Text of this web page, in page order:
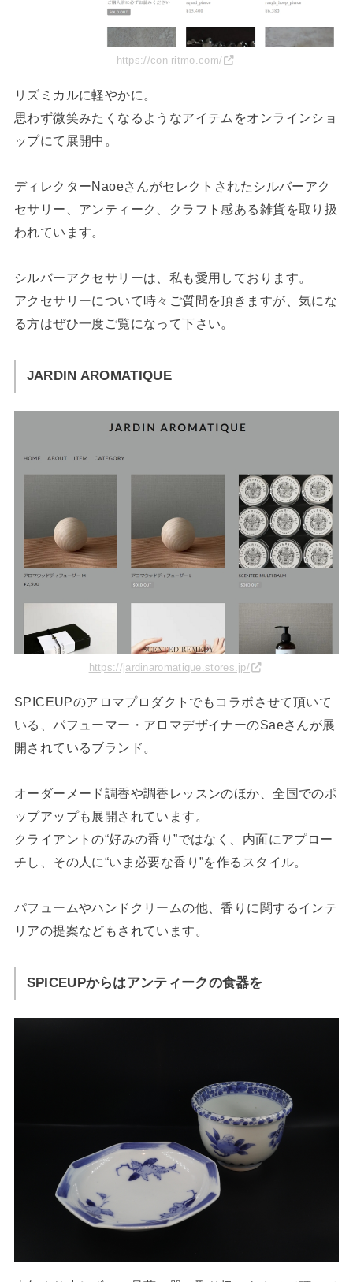
https://con-ritmo.com/
リズミカルに軽やかに。
思わず微笑みたくなるようなアイテムをオンラインショ
ップにて展開中。
ディレクターNaoeさんがセレクトされたシルバーアク
セサリー、アンティーク、クラフト感ある雑貨を取り扱
われています。
シルバーアクセサリーは、私も愛用しております。
アクセサリーについて時々ご質問を頂きますが、気にな
る方はぜひ一度ご覧になって下さい。
JARDIN AROMATIQUE
https://jardinaromatique.stores.jp/
SPICEUPのアロマプロダクトでもコラボさせて頂いて
いる、パフューマー・アロマデザイナーのSaeさんが展
開されているブランド。
オーダーメード調香や調香レッスンのほか、全国でのポ
ップアップも展開されています。
クライアントの“好みの香り”ではなく、内面にアプロー
チし、その人に“いま必要な香り”を作るスタイル。
パフュームやハンドクリームの他、香りに関するインテ
リアの提案などもされています。
SPICEUPからはアンティークの食器を